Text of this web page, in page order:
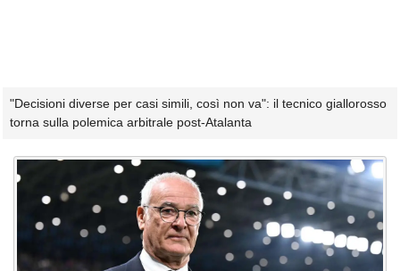
"Decisioni diverse per casi simili, così non va": il tecnico giallorosso
torna sulla polemica arbitrale post-Atalanta